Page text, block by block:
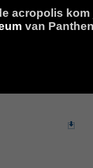
acropolis kom
van